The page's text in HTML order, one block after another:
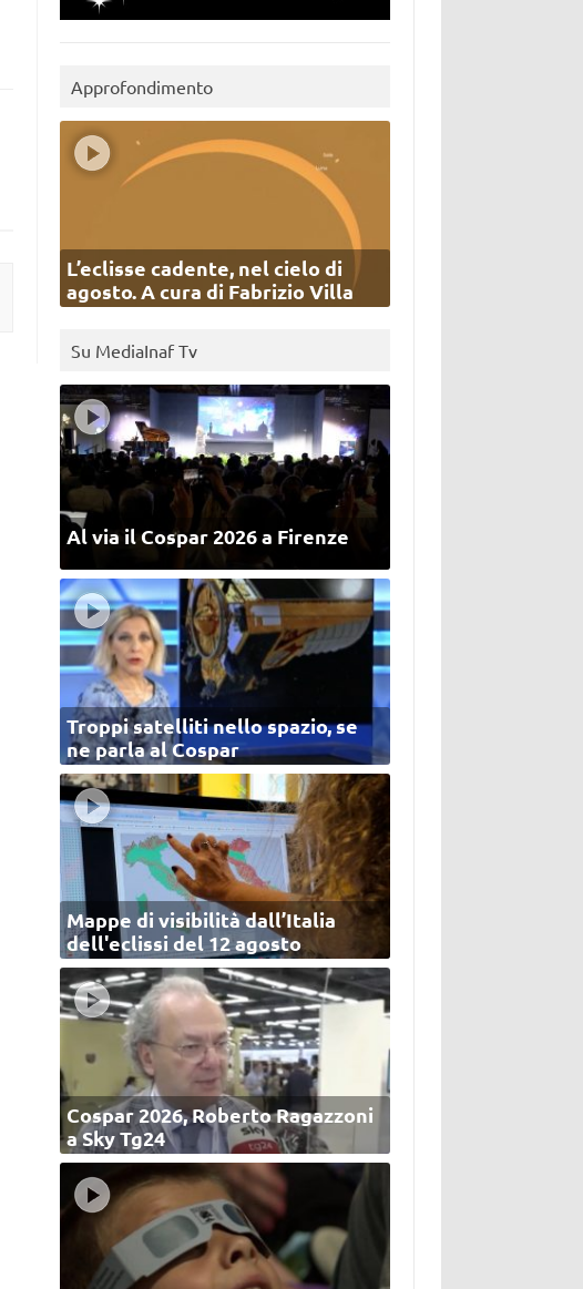
Approfondimento
L’eclisse cadente, nel cielo di
agosto. A cura di Fabrizio Villa
Su MediaInaf Tv
Al via il Cospar 2026 a Firenze
Troppi satelliti nello spazio, se
ne parla al Cospar
Mappe di visibilità dall’Italia
dell'eclissi del 12 agosto
Cospar 2026, Roberto Ragazzoni
a Sky Tg24